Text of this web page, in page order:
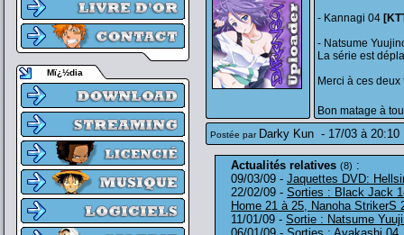
Mï¿½dia
- Kannagi 04
- Natsume
La série est
Merci à ces
Bon matage à
Postée par Darky Kun - 17/03 à 20:10
Actualités relatives (8) :
09/03/09 - Jaquettes DVD:
22/02/09 - Sorties : Black Jack
Home 21 à 25, Nanoha StrikerS
11/01/09 - Sortie : Natsume